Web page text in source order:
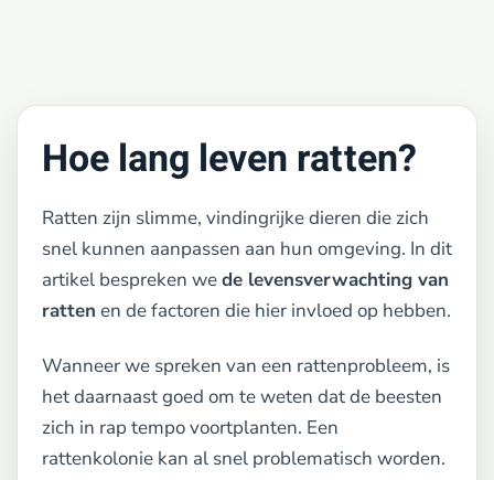
Hoe lang leven ratten?
Ratten zijn slimme, vindingrijke dieren die zich
snel kunnen aanpassen aan hun omgeving. In dit
artikel bespreken wede levensverwachting van
ratten en de factoren die hier invloed op hebben.
Wanneer we spreken van een rattenprobleem, is
het daarnaast goed om te weten dat de beesten
zich in rap tempo voortplanten. Een
rattenkolonie kan al snel problematisch worden.